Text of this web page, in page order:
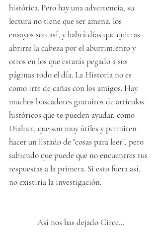
histórica. Pero hay una advertencia, su
lectura no tiene que ser amena, los
ensayos son así, y habrá días que quieras
abrirte la cabeza por el aburrimiento y
otros en los que estarás pegado a sus
páginas todo el día. La Historia no es
como irte de cañas con los amigos. Hay
muchos buscadores gratuitos de artículos
históricos que te pueden ayudar, como
Dialnet, que son muy útiles y permiten
hacer un listado de "cosas para leer", pero
sabiendo que puede que no encuentres tus
respuestas a la primera. Si esto fuera así,
no existiría la investigación.
Así nos has dejado Circe...